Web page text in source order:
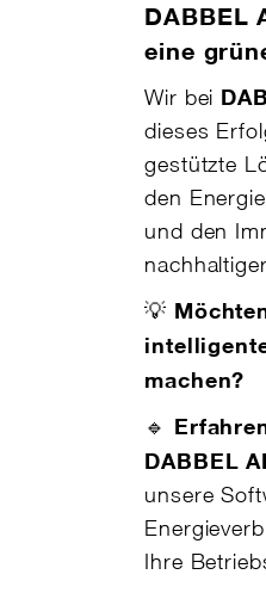
DABBEL
eine
Wir bei
dieses
gestützte
den
und den
💡
machen?
🔹
DABBEL AI
unsere
Ihre